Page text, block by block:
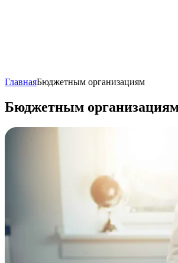
ГлавнаяБюджетным организациям
Бюджетным